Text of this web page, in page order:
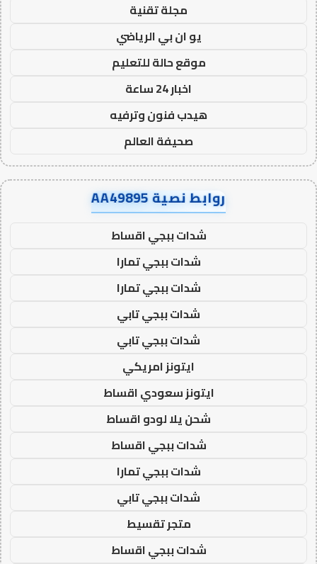
مجلة تقنية
يو ان بي الرياضي
موقع حالة للتعليم
اخبار 24 ساعة
هيدب فنون وترفيه
صحيفة العالم
روابط نصية AA49895
شدات ببجي اقساط
شدات ببجي تمارا
شدات ببجي تمارا
شدات ببجي تابي
شدات ببجي تابي
ايتونز امريكي
ايتونز سعودي اقساط
شحن يلا لودو اقساط
شدات ببجي اقساط
شدات ببجي تمارا
شدات ببجي تابي
متجر تقسيط
شدات ببجي اقساط